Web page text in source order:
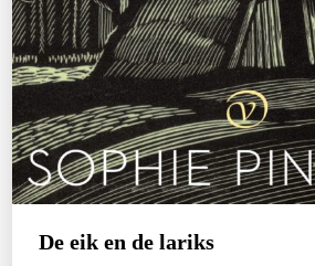
De eik en de lariks